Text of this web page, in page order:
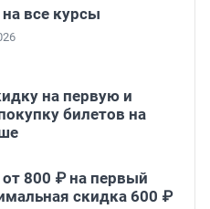
все курсы
на первую и
билетов на
800 ₽ на первый
скидка 600 ₽